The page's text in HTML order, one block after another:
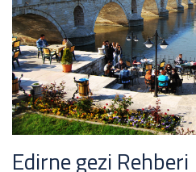
Edirne gezi Rehberi